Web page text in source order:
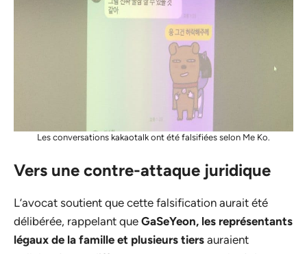
Les conversations kakaotalk ont été falsifiées selon Me Ko.
Vers une contre-attaque juridique
L’avocat soutient que cette falsification aurait été
délibérée, rappelant que GaSeYeon, les représentants
légaux de la famille et plusieurs tiers auraient